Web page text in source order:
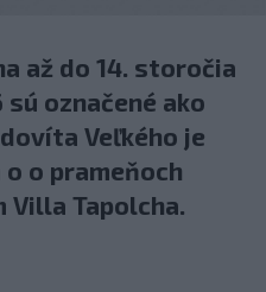
až do 14. storočia
sú označené ako
Veľkého je
o prameňoch
Villa Tapolcha.